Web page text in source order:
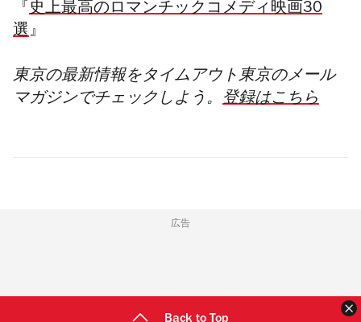
『 史上最高のロマンチックコメディ映画30
選』
東京の最新情報をタイムアウト東京のメール
マガジンでチェックしよう。 登録はこちら
広告
Back to Top